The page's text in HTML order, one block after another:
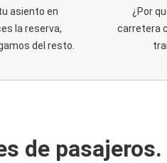
asiento en
la reserva,
del resto.
¿Por
carretera
de pasajeros.